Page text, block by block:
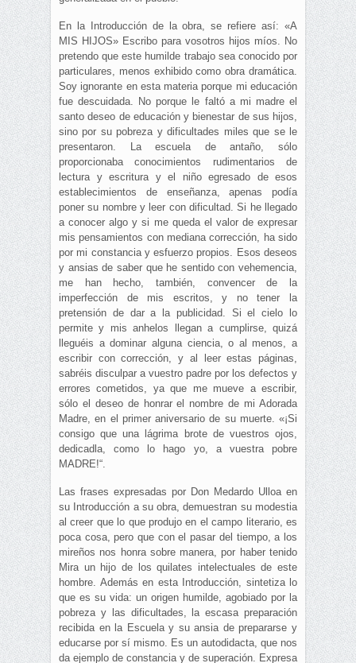
En la Introducción de la obra, se refiere así: «A
MIS HIJOS» Escribo para vosotros hijos míos. No
pretendo que este humilde trabajo sea conocido por
particulares, menos exhibido como obra dramática.
Soy ignorante en esta materia porque mi educación
fue descuidada. No porque le faltó a mi madre el
santo deseo de educación y bienestar de sus hijos,
sino por su pobreza y dificultades miles que se le
presentaron. La escuela de antaño, sólo
proporcionaba conocimientos rudimentarios de
lectura y escritura y el niño egresado de esos
establecimientos de enseñanza, apenas podía
poner su nombre y leer con dificultad. Si he llegado
a conocer algo y si me queda el valor de expresar
mis pensamientos con mediana corrección, ha sido
por mi constancia y esfuerzo propios. Esos deseos
y ansias de saber que he sentido con vehemencia,
me han hecho, también, convencer de la
imperfección de mis escritos, y no tener la
pretensión de dar a la publicidad. Si el cielo lo
permite y mis anhelos llegan a cumplirse, quizá
lleguéis a dominar alguna ciencia, o al menos, a
escribir con corrección, y al leer estas páginas,
sabréis disculpar a vuestro padre por los defectos y
errores cometidos, ya que me mueve a escribir,
sólo el deseo de honrar el nombre de mi Adorada
Madre, en el primer aniversario de su muerte. «¡Si
consigo que una lágrima brote de vuestros ojos,
dedicadla, como lo hago yo, a vuestra pobre
MADRE!“.
Las frases expresadas por Don Medardo Ulloa en
su Introducción a su obra, demuestran su modestia
al creer que lo que produjo en el campo literario, es
poca cosa, pero que con el pasar del tiempo, a los
mireños nos honra sobre manera, por haber tenido
Mira un hijo de los quilates intelectuales de este
hombre. Además en esta Introducción, sintetiza lo
que es su vida: un origen humilde, agobiado por la
pobreza y las dificultades, la escasa preparación
recibida en la Escuela y su ansia de prepararse y
educarse por sí mismo. Es un autodidacta, que nos
da ejemplo de constancia y de superación. Expresa